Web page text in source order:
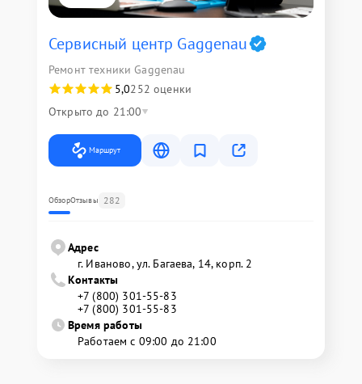
Сервисный центр Gaggenau
Ремонт техники Gaggenau
5,0252 оценки
Открыто до 21:00
Маршрут
ОбзорОтзывы 282
Адрес
г. Иваново, ул. Багаева, 14, корп. 2
Контакты
+7 (800) 301-55-83
+7 (800) 301-55-83
Время работы
Работаем с 09:00 до 21:00